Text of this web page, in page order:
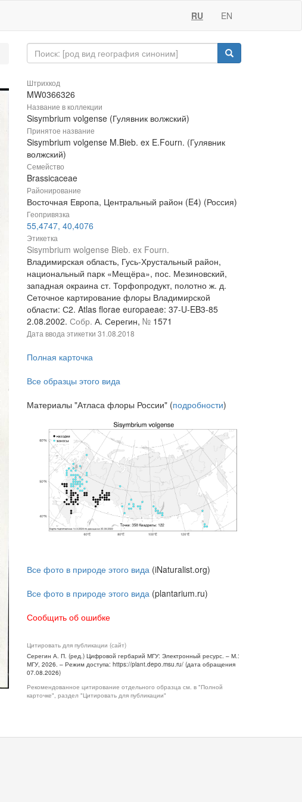
RU EN
Штрихкод
MW0366326
Название в коллекции
Sisymbrium volgense (Гулявник волжский)
Принятое название
Sisymbrium volgense M.Bieb. ex E.Fourn. (Гулявник
волжский)
Семейство
Brassicaceae
Районирование
Восточная Европа, Центральный район (E4) (Россия)
Геопривязка
55,4747, 40,4076
Этикетка
Sisymbrium wolgense Bieb. ex Fourn.
Владимирская область, Гусь-Хрустальный район,
национальный парк «Мещёра», пос. Мезиновский,
западная окраина ст. Торфопродукт, полотно ж. д.
Сеточное картирование флоры Владимирской
области: С2. Atlas florae europaeae: 37-U-EB3-85
2.08.2002. Собр. А. Серегин, № 1571
Дата ввода этикетки 31.08.2018
Полная карточка
Все образцы этого вида
Материалы "Атласа флоры России" (подробности)
Все фото в природе этого вида (iNaturalist.org)
Все фото в природе этого вида (plantarium.ru)
Сообщить об ошибке
Цитировать для публикации (сайт)
Серегин А. П. (ред.) Цифровой гербарий МГУ: Электронный ресурс. – М.:
МГУ, 2026. – Режим доступа: https://plant.depo.msu.ru/ (дата обращения
07.08.2026)
Рекомендованное цитирование отдельного образца см. в "Полной
карточке", раздел "Цитировать для публикации"